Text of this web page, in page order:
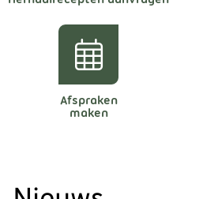
Afspraken
maken